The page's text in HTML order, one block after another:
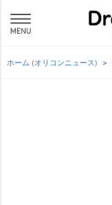
ホーム (オリコンニュース)